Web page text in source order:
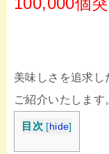
美味しさを追求
ご紹介いたします
目次 [ hide]